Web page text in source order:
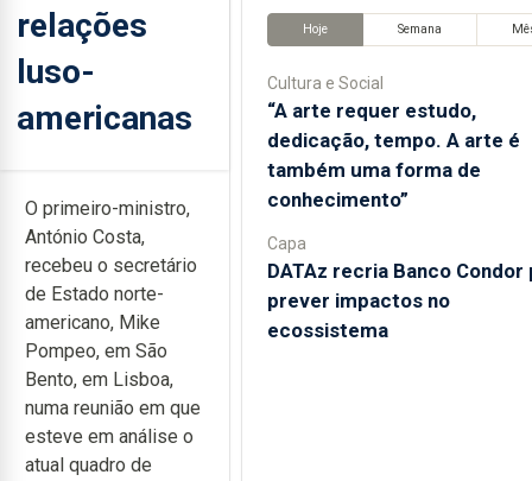
relações
luso-
americanas
O primeiro-ministro,
António Costa,
recebeu o secretário
de Estado norte-
americano, Mike
Pompeo, em São
Bento, em Lisboa,
numa reunião em que
esteve em análise o
atual quadro de
Hoje Semana
Cultura e Social
“A arte requer estudo,
dedicação, tempo. A arte é
também uma forma de
conhecimento”
Capa
DATAz recria Banco Condor
prever impactos no
ecossistema